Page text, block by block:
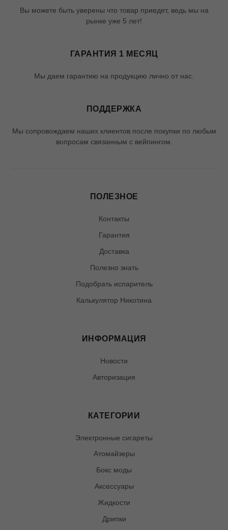
Вы можете быть уверены что товар приедет, ведь мы на
рынке уже 5 лет!
ГАРАНТИЯ 1 МЕСЯЦ
Мы даем гарантию на продукцию лично от нас.
ПОДДЕРЖКА
Мы сопровождаем наших клиентов после покупки по любым
вопросам связанным с вейпингом.
ПОЛЕЗНОЕ
Контакты
Гарантия
Доставка
Полезно знать
Подобрать испаритель
Калькулятор Никотина
ИНФОРМАЦИЯ
Новости
Авторизация
КАТЕГОРИИ
Электронные сигареты
Атомайзеры
Бокс моды
Аксессуары
Жидкости
Дрипки